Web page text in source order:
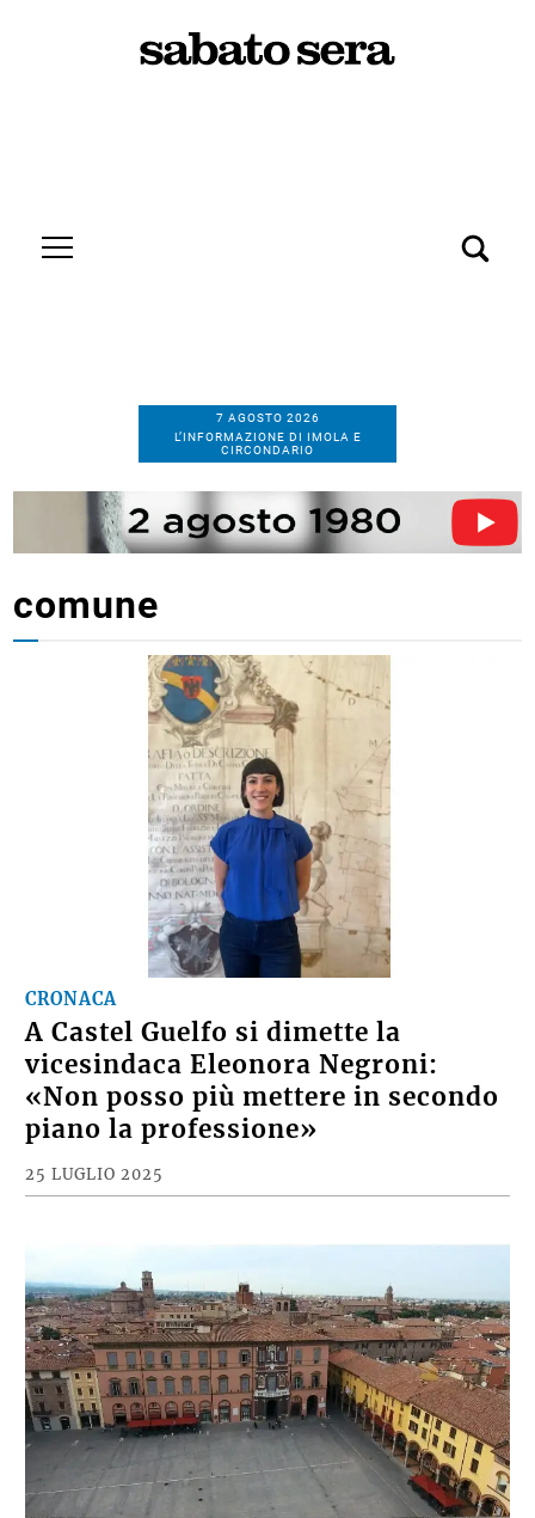
7 AGOSTO 2026
L’INFORMAZIONE DI IMOLA E
CIRCONDARIO
comune
CRONACA
A Castel Guelfo si dimette la
vicesindaca Eleonora Negroni:
«Non posso più mettere in secondo
piano la professione»
25 LUGLIO 2025